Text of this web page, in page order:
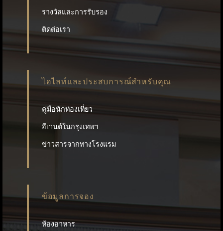
รางวัลและการรับรอง
ติดต่อเรา
ไฮไลท์และประสบการณ์สำหรับคุณ
คู่มือนักท่องเที่ยว
อีเวนต์ในกรุงเทพฯ
ข่าวสารจากทางโรงแรม
ข้อมูลการจอง
ห้องอาหาร